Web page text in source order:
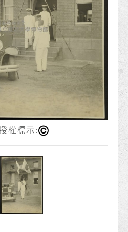
權標示: